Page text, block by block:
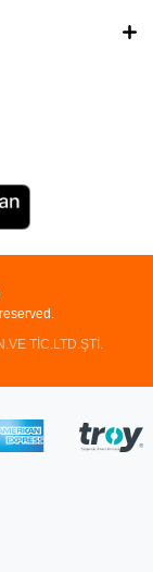
TİC.LTD.ŞTİ.